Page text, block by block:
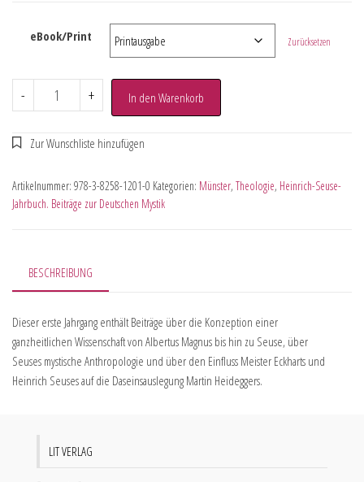
eBook/Print Zurücksetzen
- + In den Warenkorb
Artikelnummer: 978-3-8258-1201-0 Kategorien: Münster, Theologie, Heinrich-Seuse-
Jahrbuch. Beiträge zur Deutschen Mystik
BESCHREIBUNG
Dieser erste Jahrgang enthält Beiträge über die Konzeption einer
ganzheitlichen Wissenschaft von Albertus Magnus bis hin zu Seuse, über
Seuses mystische Anthropologie und über den Einfluss Meister Eckharts und
Heinrich Seuses auf die Daseinsauslegung Martin Heideggers.
LIT VERLAG